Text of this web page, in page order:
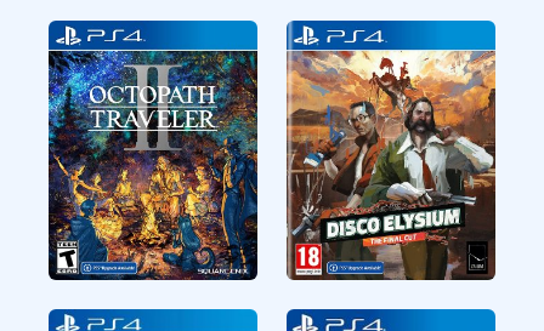
Phantom Brave The
Lost Hero
Citizen Sleeper